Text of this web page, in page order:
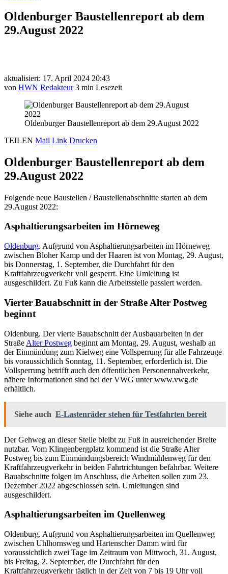
Oldenburger Baustellenreport ab dem
29.August 2022
aktualisiert: 17. April 2024 20:43
von HWN Redakteur 3 min Lesezeit
Oldenburger Baustellenreport ab dem 29.August 2022
TEILEN Mail Link Drucken
Oldenburger Baustellenreport ab dem
29.August 2022
Folgende neue Baustellen / Baustellenabschnitte starten ab dem
29.August 2022:
Asphaltierungsarbeiten im Hörneweg
Oldenburg. Aufgrund von Asphaltierungsarbeiten im Hörneweg
zwischen Bloher Kamp und der Haaren ist von Montag, 29. August,
bis Donnerstag, 1. September, die Durchfahrt für den
Kraftfahrzeugverkehr voll gesperrt. Eine Umleitung ist
ausgeschildert. Zu Fuß kann die Arbeitsstelle passiert werden.
Vierter Bauabschnitt in der Straße Alter Postweg
beginnt
Oldenburg. Der vierte Bauabschnitt der Ausbauarbeiten in der
Straße Alter Postweg beginnt am Montag, 29. August, weshalb an
der Einmündung zum Kielweg eine Vollsperrung für alle Fahrzeuge
bis voraussichtlich Sonntag, 11. September, erforderlich ist. Die
Vollsperrung betrifft auch den öffentlichen Personennahverkehr,
nähere Informationen sind bei der VWG unter www.vwg.de
erhältlich.
Siehe auch E-Lastenräder stehen für Testfahrten bereit
Der Gehweg an dieser Stelle bleibt zu Fuß in ausreichender Breite
nutzbar. Vom Klingenbergplatz kommend ist die Straße Alter
Postweg bis zum Einmündungsbereich Windmühlenweg für den
Kraftfahrzeugverkehr in beiden Fahrtrichtungen befahrbar. Weitere
Bauabschnitte folgen im Anschluss, die Arbeiten sollen zum 23.
Dezember 2022 abgeschlossen sein. Umleitungen sind
ausgeschildert.
Asphaltierungsarbeiten im Quellenweg
Oldenburg. Aufgrund von Asphaltierungsarbeiten im Quellenweg
zwischen Uhlhornsweg und Hartenscher Damm wird für
voraussichtlich zwei Tage im Zeitraum von Mittwoch, 31. August,
bis Freitag, 2. September, die Durchfahrt für den
Kraftfahrzeugverkehr täglich in der Zeit von 7 bis 19 Uhr voll